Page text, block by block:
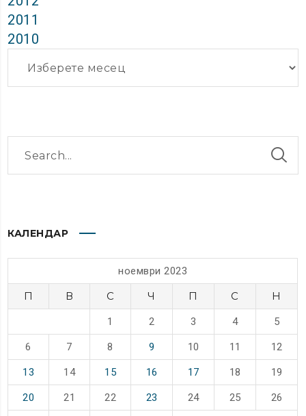
2011
2010
КАЛЕНДАР
ноември 2023
П В С Ч П С Н
1 2 3 4 5
6 7 8 9 10 11 12
13 14 15 16 17 18 19
20 21 22 23 24 25 26